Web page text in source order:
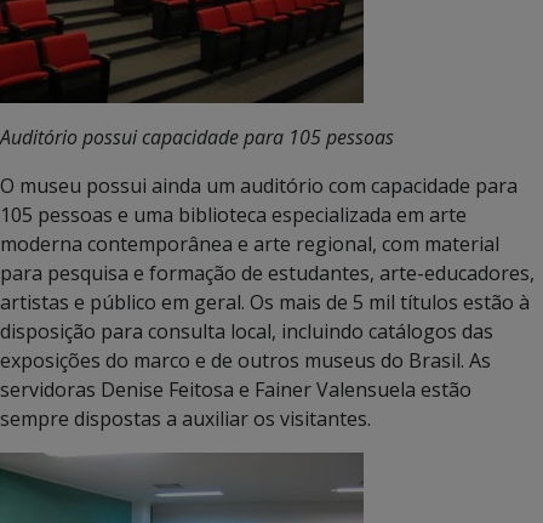
Auditório possui capacidade para 105 pessoas
O museu possui ainda um auditório com capacidade para
105 pessoas e uma biblioteca especializada em arte
moderna contemporânea e arte regional, com material
para pesquisa e formação de estudantes, arte-educadores,
artistas e público em geral. Os mais de 5 mil títulos estão à
disposição para consulta local, incluindo catálogos das
exposições do marco e de outros museus do Brasil. As
servidoras Denise Feitosa e Fainer Valensuela estão
sempre dispostas a auxiliar os visitantes.